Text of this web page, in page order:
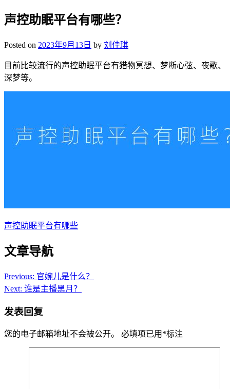
声控助眠平台有哪些？
Posted on 2023年9月13日 by 刘佳琪
目前比较流行的声控助眠平台有猎物冥想、梦断心弦、夜歌、
深梦等。
声控助眠平台有哪些
文章导航
Previous: 官婉儿是什么？
Next: 谁是主播黑月？
发表回复
您的电子邮箱地址不会被公开。 必填项已用 *标注